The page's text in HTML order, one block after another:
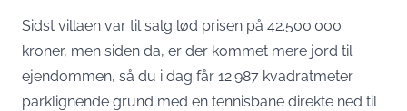
Sidst villaen var til salg lød prisen på 42.500.000
kroner, men siden da, er der kommet mere jord til
ejendommen, så du i dag får 12.987 kvadratmeter
parklignende grund med en tennisbane direkte ned til